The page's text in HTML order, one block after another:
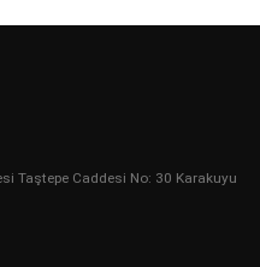
Taştepe Caddesi No: 30 Karakuyu